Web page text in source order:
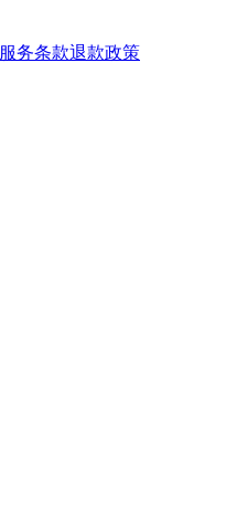
服务条款退款政策